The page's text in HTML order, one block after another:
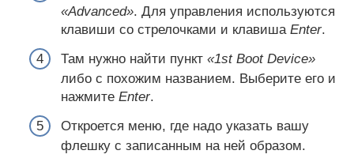
«Advanced». Для управления используются
клавиши со стрелочками и клавиша Enter.
Там нужно найти пункт «1st Boot Device»
либо с похожим названием. Выберите его и
нажмите Enter.
Откроется меню, где надо указать вашу
флешку с записанным на ней образом.